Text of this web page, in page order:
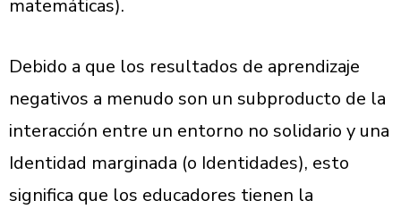
matemáticas).
Debido a que los resultados de aprendizaje
negativos a menudo son un subproducto de la
interacción entre un entorno no solidario y una
Identidad marginada (o Identidades), esto
significa que los educadores tienen la